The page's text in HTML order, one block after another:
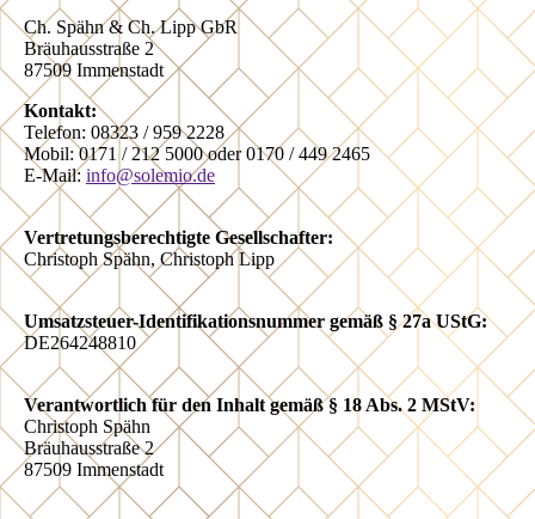
Ch. Spähn & Ch. Lipp GbR
Bräuhausstraße 2
87509 Immenstadt
Kontakt:
Telefon: 08323 / 959 2228
Mobil: 0171 / 212 5000 oder 0170 / 449 2465
E-Mail: info@solemio.de
Vertretungsberechtigte Gesellschafter:
Christoph Spähn, Christoph Lipp
Umsatzsteuer-Identifikationsnummer gemäß § 27a UStG:
DE264248810
Verantwortlich für den Inhalt gemäß § 18 Abs. 2 MStV:
Christoph Spähn
Bräuhausstraße 2
87509 Immenstadt